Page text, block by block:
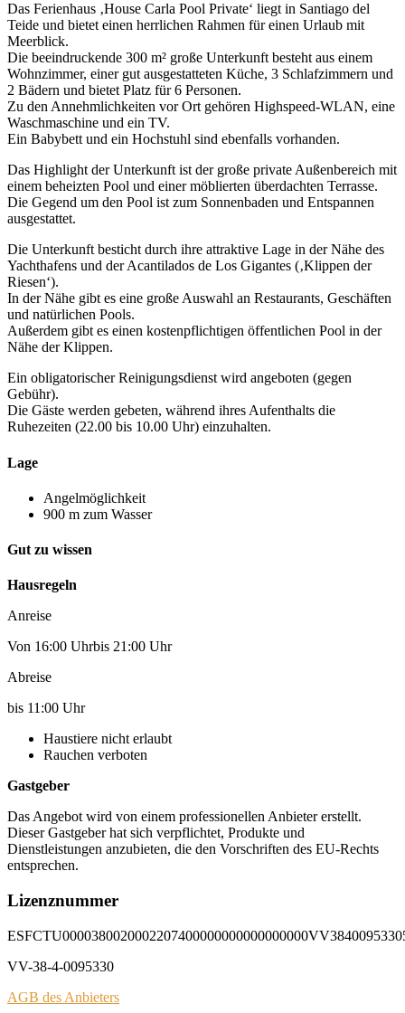
Das Ferienhaus ‚House Carla Pool Private‘ liegt in Santiago del
Teide und bietet einen herrlichen Rahmen für einen Urlaub mit
Meerblick.
Die beeindruckende 300 m² große Unterkunft besteht aus einem
Wohnzimmer, einer gut ausgestatteten Küche, 3 Schlafzimmern und
2 Bädern und bietet Platz für 6 Personen.
Zu den Annehmlichkeiten vor Ort gehören Highspeed-WLAN, eine
Waschmaschine und ein TV.
Ein Babybett und ein Hochstuhl sind ebenfalls vorhanden.
Das Highlight der Unterkunft ist der große private Außenbereich mit
einem beheizten Pool und einer möblierten überdachten Terrasse.
Die Gegend um den Pool ist zum Sonnenbaden und Entspannen
ausgestattet.
Die Unterkunft besticht durch ihre attraktive Lage in der Nähe des
Yachthafens und der Acantilados de Los Gigantes (‚Klippen der
Riesen‘).
In der Nähe gibt es eine große Auswahl an Restaurants, Geschäften
und natürlichen Pools.
Außerdem gibt es einen kostenpflichtigen öffentlichen Pool in der
Nähe der Klippen.
Ein obligatorischer Reinigungsdienst wird angeboten (gegen
Gebühr).
Die Gäste werden gebeten, während ihres Aufenthalts die
Ruhezeiten (22.00 bis 10.00 Uhr) einzuhalten.
Lage
Angelmöglichkeit
900 m zum Wasser
Gut zu wissen
Hausregeln
Anreise
Von 16:00 Uhrbis 21:00 Uhr
Abreise
bis 11:00 Uhr
Haustiere nicht erlaubt
Rauchen verboten
Gastgeber
Das Angebot wird von einem professionellen Anbieter erstellt.
Dieser Gastgeber hat sich verpflichtet, Produkte und
Dienstleistungen anzubieten, die den Vorschriften des EU-Rechts
entsprechen.
Lizenznummer
VV-38-4-0095330
AGB des Anbieters